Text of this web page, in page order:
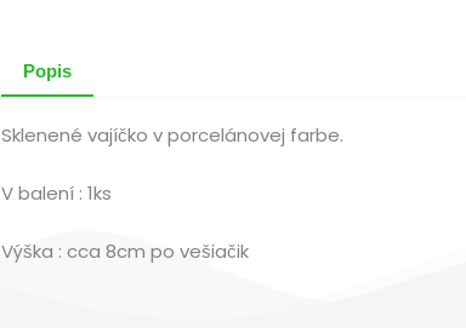
Popis
Sklenené vajíčko v porcelánovej farbe.
V balení : 1ks
Výška : cca 8cm po vešiačik